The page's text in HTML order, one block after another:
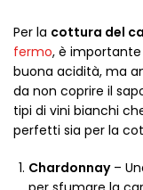
Per la cottura del
fermo, è
buona acidità, ma
da non coprire il
tipi di vini bianchi
perfetti sia per la
Chardonnay–